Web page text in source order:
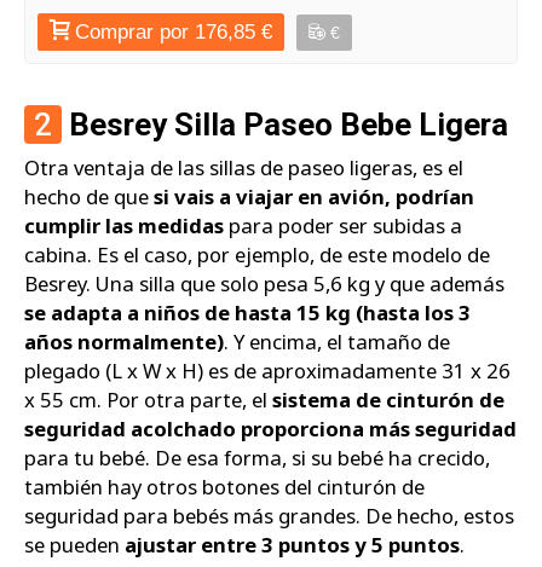
Comprar por 176,85 € €
2 Besrey Silla Paseo Bebe Ligera
Otra ventaja de las sillas de paseo ligeras, es el
hecho de quesi vais a viajar en avión, podrían
cumplir las medidas para poder ser subidas a
cabina. Es el caso, por ejemplo, de este modelo de
Besrey. Una silla que solo pesa 5,6 kg y que además
se adapta a niños de hasta 15 kg (hasta los 3
años normalmente). Y encima, el tamaño de
plegado (L x W x H) es de aproximadamente 31 x 26
x 55 cm. Por otra parte, el sistema de cinturón de
seguridad acolchado proporciona más seguridad
para tu bebé. De esa forma, si su bebé ha crecido,
también hay otros botones del cinturón de
seguridad para bebés más grandes. De hecho, estos
se pueden ajustar entre 3 puntos y 5 puntos.